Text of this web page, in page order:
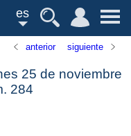
es
anterior siguiente
25 de noviembre
284